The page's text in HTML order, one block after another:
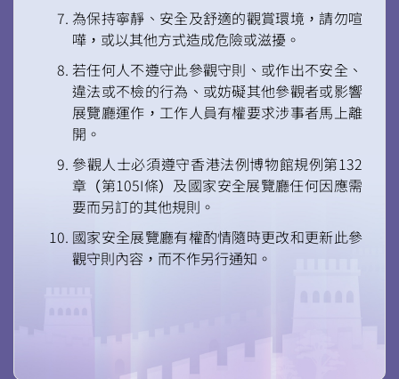
為保持寧靜、安全及舒適的觀賞環境，請勿喧
嘩，或以其他方式造成危險或滋擾。
若任何人不遵守此參觀守則、或作出不安全、
違法或不檢的行為、或妨礙其他參觀者或影響
展覽廳運作，工作人員有權要求涉事者馬上離
開。
參觀人士必須遵守香港法例博物館規例第132
章（第105I條）及國家安全展覽廳任何因應需
要而另訂的其他規則。
國家安全展覽廳有權酌情隨時更改和更新此參
觀守則內容，而不作另行通知。